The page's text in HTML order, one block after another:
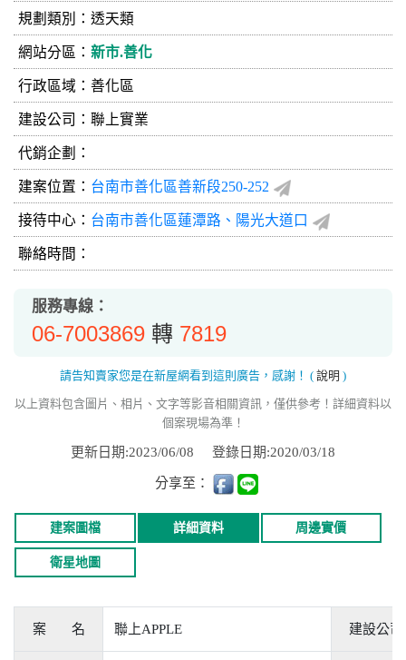
規劃類別：透天類
網站分區： 新市.善化
行政區域：善化區
建設公司： 聯上實業
代銷企劃：
建案位置： 台南市善化區善新段250-252
接待中心： 台南市善化區蓮潭路、陽光大道口
聯絡時間：
服務專線：
06-7003869 轉 7819
請告知賣家您是在新屋網看到這則廣告，感謝！ ( 說明 )
以上資料包含圖片、相片、文字等影音相關資訊，僅供參考！詳細資料以
個案現場為準！
更新日期:2023/06/08 登錄日期:2020/03/18
分享至：
建案圖檔 詳細資料 周邊實價
衛星地圖
案 名 聯上APPLE 建設公司